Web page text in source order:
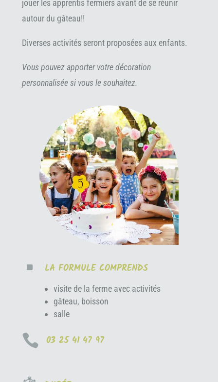
jouer les apprentis fermiers avant de se réunir
autour du gâteau!!
Diverses activités seront proposées aux enfants.
Vous pouvez apporter votre décoration
personnalisée si vous le souhaitez.
^ LA FORMULE COMPRENDS
visite de la ferme avec activités
gâteau, boisson
salle
 03 25 41 47 97